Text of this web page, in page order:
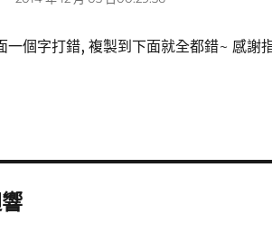
一個字打錯, 複製到下面就全都錯~ 感謝